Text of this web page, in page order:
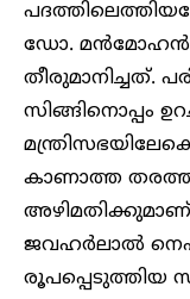
ഡോ. മൻമോഹൻ
തീരുമാനിച്ചത്.
സിങ്ങിനൊപ്പം
കാണാത്ത
അഴിമതിക്കുമാണ്
ജവഹർലാൽ
രൂപപ്പെടുത്തിയ